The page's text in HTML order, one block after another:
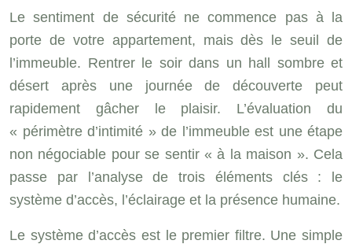
Le sentiment de sécurité ne commence pas à la
porte de votre appartement, mais dès le seuil de
l’immeuble. Rentrer le soir dans un hall sombre et
désert après une journée de découverte peut
rapidement gâcher le plaisir. L’évaluation du
« périmètre d’intimité » de l’immeuble est une étape
non négociable pour se sentir « à la maison ». Cela
passe par l’analyse de trois éléments clés : le
système d’accès, l’éclairage et la présence humaine.
Le système d’accès est le premier filtre. Une simple